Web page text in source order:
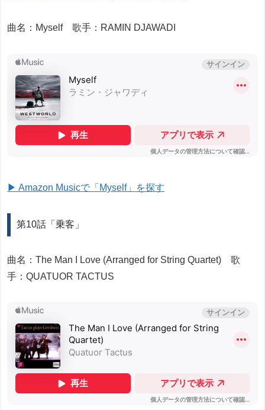
曲名：Myself 歌手：RAMIN DJAWADI
▶ Amazon Musicで「Myself」を探す
第10話「乗客」
曲名：The Man I Love (Arranged for String Quartet) 歌
手：QUATUOR TACTUS